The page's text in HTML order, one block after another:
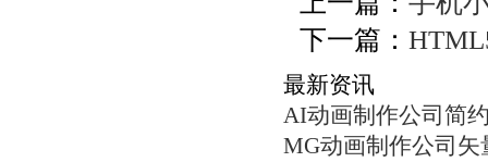
下一篇：
最新资讯
AI动画制作公司简
MG动画制作公司